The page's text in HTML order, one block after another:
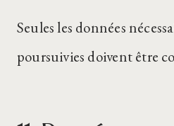
Seules les données
poursuivies doivent être